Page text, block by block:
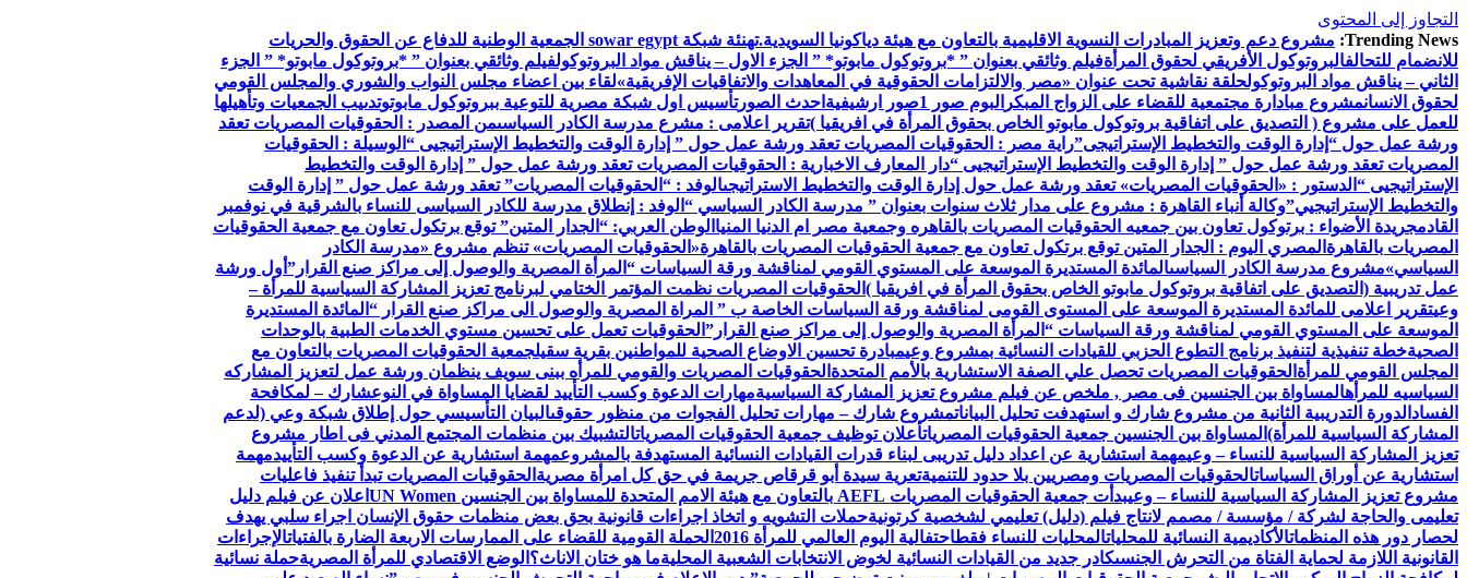
التجاوز إلى المحتوى
Trending News: مشروع دعم وتعزيز المبادرات النسوية الاقليمية بالتعاون مع هيئة دياكونيا السويدية.
تهنئة شبكة sowar egypt الجمعية الوطنية للدفاع عن الحقوق والحريات
للانضمام للتحالفالبروتوكول الأفريقي لحقوق المرأةفيلم وثائقي بعنوان ” *بروتوكول مابوتو* ” الجزء الاول – يناقش مواد البروتوكولفيلم وثائقي بعنوان ” *بروتوكول مابوتو* ” الجزء
الثاني – يناقش مواد البروتوكولحلقة نقاشية تحت عنوان «مصر والالتزامات الحقوقية في المعاهدات والاتفاقيات الإفريقية»لقاء بين اعضاء مجلس النواب والشوري والمجلس القومي
لحقوق الانسانمشروع مبادارة مجتمعية للقضاء على الزواج المبكر البوم صور 1 صور ارشيفية احدث الصورتأسيس اول شبكة مصرية للتوعية ببروتوكول مابوتوتدىيب الجمعيات وتأهيلها
للعمل على مشروع ( التصديق على اتفاقية بروتوكول مابوتو الخاص بحقوق المرأة في افريقيا )تقرير اعلامى : مشرع مدرسة الكادر السياسىمن المصدر : الحقوقيات المصريات تعقد
ورشة عمل حول “إدارة الوقت والتخطيط الإستراتيجى”راية مصر : الحقوقيات المصريات تعقد ورشة عمل حول ” إدارة الوقت والتخطيط الإستراتيجيى “ الوسيلة : الحقوقيات
المصريات تعقد ورشة عمل حول ” إدارة الوقت والتخطيط الإستراتيجيى “دار المعارف الاخبارية : الحقوقيات المصريات تعقد ورشة عمل حول ” إدارة الوقت والتخطيط
الإستراتيجيى “ الدستور : «الحقوقيات المصريات» تعقد ورشة عمل حول إدارة الوقت والتخطيط الاستراتيجىالوفد : “الحقوقيات المصريات” تعقد ورشة عمل حول ” إدارة الوقت
والتخطيط الإستراتيجيي”وكالة أنباء القاهرة : مشروع على مدار ثلاث سنوات بعنوان ” مدرسة الكادر السياسي “ الوفد : إنطلاق مدرسة للكادر السياسى للنساء بالشرقية في نوفمبر
القادمجريدة الأضواء : برتوكول تعاون بين جمعيه الحقوقيات المصريات بالقاهره وجمعية مصر ام الدنيا المنيا الوطن العربي: “الجدار المتين” توقع برتكول تعاون مع جمعية الحقوقيات
المصريات بالقاهرة المصري اليوم : الجدار المتين توقع برتكول تعاون مع جمعية الحقوقيات المصريات بالقاهرة«الحقوقيات المصريات» تنظم مشروع «مدرسة الكادر
السياسي»مشروع مدرسة الكادر السياسىالمائدة المستديرة الموسعة على المستوي القومي لمناقشة ورقة السياسات “المرأة المصرية والوصول إلى مراكز صنع القرار” أول ورشة
عمل تدريبية (التصديق على اتفاقية بروتوكول مابوتو الخاص بحقوق المرأة في افريقيا ) الحقوقيات المصريات نظمت المؤتمر الختامي لبرنامج تعزيز المشاركة السياسية للمرأة –
وعيتقرير اعلامى للمائدة المستديرة الموسعة على المستوى القومى لمناقشة ورقة السياسات الخاصة ب ” المراة المصرية والوصول الى مراكز صنع القرار “ المائدة المستديرة
الموسعة على المستوي القومي لمناقشة ورقة السياسات “المرأة المصرية والوصول إلى مراكز صنع القرار” الحقوقيات تعمل على تحسين مستوي الخدمات الطبية بالوحدات
الصحيةخطة تنفيذية لتنفيذ برنامج التطوع الحزبي للقيادات النسائية بمشروع وعيمبادرة تحسين الاوضاع الصحية للمواطنين بقرية سقيلجمعية الحقوقيات المصريات بالتعاون مع
المجلس القومي للمرأة الحقوقيات المصريات تحصل علي الصفة الاستشارية بالأمم المتحدة الحقوقيات المصريات والقومي للمرأه ببنى سويف ينظمان ورشة عمل لتعزيز المشاركه
السياسيه للمرأهالمساواة بين الجنسين فى مصر , ملخص عن فيلم مشروع تعزيز المشاركة السياسيةمهارات الدعوة وكسب التأييد لقضايا المساواة في النوعشارك – لمكافحة
الفساد الدورة التدريبية الثانية من مشروع شارك و استهدفت تحليل البياناتمشروع شارك – مهارات تحليل الفجوات من منظور حقوقىالبيان التأسيسي حول إطلاق شبكة وعي (لدعم
المشاركة السياسية للمرأة) المساواة بين الجنسين جمعية الحقوقيات المصرياتأعلان توظيف جمعية الحقوقيات المصرياتالتشبيك بين منظمات المجتمع المدني فى اطار مشروع
تعزيز المشاركة السياسية للنساء – وعيمهمة استشارية عن اعداد دليل تدريبى لبناء قدرات القيادات النسائية المستهدفة بالمشروعمهمة استشارية عن الدعوة وكسب التأييدمهمة
استشارية عن أوراق السياساتالحقوقيات المصريات ومصريين بلا حدود للتنميةتعرية سيدة أبو قرقاص جريمة في حق كل امرأة مصرية الحقوقيات المصريات تبدأ تنفيذ فاعليات
مشروع تعزيز المشاركة السياسية للنساء – وعيبدأت جمعية الحقوقيات المصريات AEFL بالتعاون مع هيئة الامم المتحدة للمساواة بين الجنسين UN Women
اعلان عن فيلم دليل
تعليمى والحاجة لشركة / مؤسسة / مصمم لانتاج فيلم (دليل) تعليمي لشخصية كرتونيةحملات التشويه و اتخاذ اجراءات قانونية بحق بعض منظمات حقوق الإنسان اجراء سلبي يهدف
لحصار دور هذه المنظماتالأكاديمية النسائية للمحلياتالمحليات للنساء فقطاحتفالية اليوم العالمي للمرأة 2016 الحملة القومية للقضاء على الممارسات الاربعة الضارة بالفتياتالإجراءات
القانونية اللازمة لحماية الفتاة من التحرش الجنسىكادر جديد من القيادات النسائية لخوض الانتخابات الشعبية المحليةما هو ختان الاناث؟ الوضع الاقتصادي للمرأة المصريةحملة نسائية